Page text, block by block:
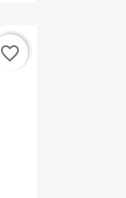
favorite_border